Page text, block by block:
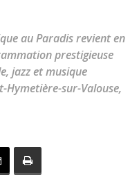
au Paradis revient en
prestigieuse
jazz et musique
Hymetière-sur-Valouse,